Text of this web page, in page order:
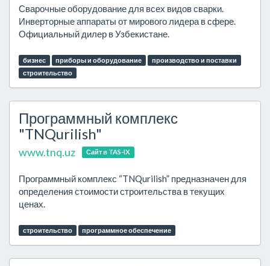
Сварочные оборудование для всех видов сварки.
Инверторные аппараты от мирового лидера в сфере.
Официальный дилер в Узбекистане.
бизнес приборы и оборудование
производство и поставки
строительство
Программный комплекс
"TNQurilish"
www.tnq.uz Сайт в TAS-IX
Программный комплекс “TNQurilish” предназначен для
определения стоимости строительства в текущих
ценах.
строительство программное обеспечение